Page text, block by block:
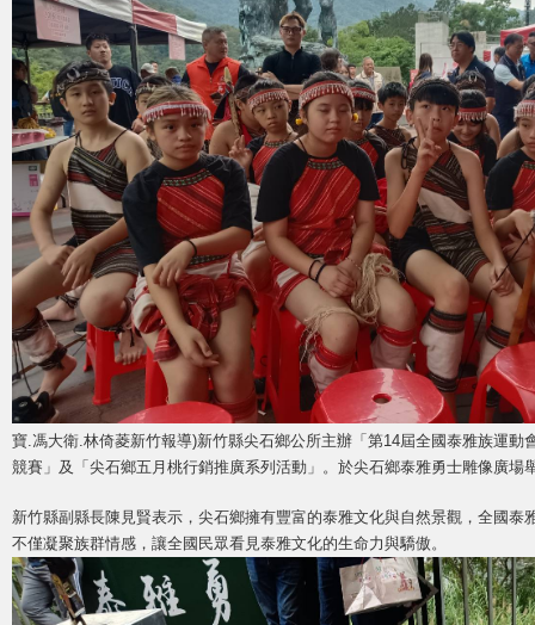
寶.馮大衛.林倚菱新竹報導)新竹縣尖石鄉公所主辦「第14屆全國泰雅族運動
競賽」及「尖石鄉五月桃行銷推廣系列活動」。於尖石鄉泰雅勇士雕像廣場
新竹縣副縣長陳見賢表示，尖石鄉擁有豐富的泰雅文化與自然景觀，全國泰
不僅凝聚族群情感，讓全國民眾看見泰雅文化的生命力與驕傲。